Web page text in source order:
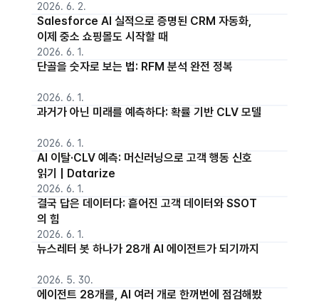
2026. 6. 2.
Salesforce AI 실적으로 증명된 CRM 자동화,
이제 중소 쇼핑몰도 시작할 때
2026. 6. 1.
단골을 숫자로 보는 법: RFM 분석 완전 정복
2026. 6. 1.
과거가 아닌 미래를 예측하다: 확률 기반 CLV 모델
2026. 6. 1.
AI 이탈·CLV 예측: 머신러닝으로 고객 행동 신호
읽기 | Datarize
2026. 6. 1.
결국 답은 데이터다: 흩어진 고객 데이터와 SSOT
의 힘
2026. 6. 1.
뉴스레터 봇 하나가 28개 AI 에이전트가 되기까지
2026. 5. 30.
에이전트 28개를, AI 여러 개로 한꺼번에 점검해봤